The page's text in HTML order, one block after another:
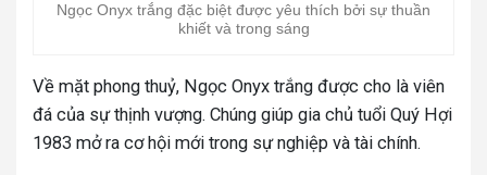
Ngọc Onyx trắng đặc biệt được yêu thích bởi sự thuần
khiết và trong sáng
Về mặt phong thuỷ, Ngọc Onyx trắng được cho là viên
đá của sự thịnh vượng. Chúng giúp gia chủ tuổi Quý Hợi
1983 mở ra cơ hội mới trong sự nghiệp và tài chính.